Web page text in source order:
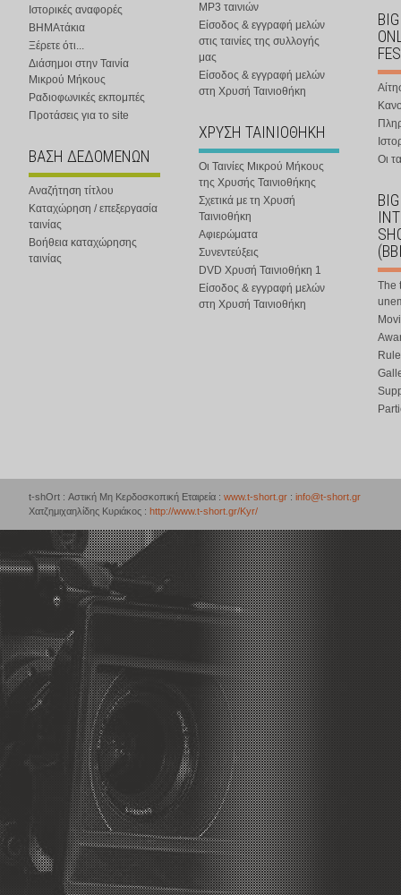
Ιστορικές αναφορές
ΒΗΜΑτάκια
Ξέρετε ότι...
Διάσημοι στην Ταινία
Μικρού Μήκους
Ραδιοφωνικές εκπομπές
Προτάσεις για το site
ΒΑΣΗ ΔΕΔΟΜΕΝΩΝ
Αναζήτηση τίτλου
Καταχώρηση / επεξεργασία
ταινίας
Βοήθεια καταχώρησης
ταινίας
MP3 ταινιών
Είσοδος & εγγραφή μελών
στις ταινίες της συλλογής
μας
Είσοδος & εγγραφή μελών
στη Χρυσή Ταινιοθήκη
ΧΡΥΣΗ ΤΑΙΝΙΟΘΗΚΗ
Οι Ταινίες Μικρού Μήκους
της Χρυσής Ταινιοθήκης
Σχετικά με τη Χρυσή
Ταινιοθήκη
Αφιερώματα
Συνεντεύξεις
DVD Χρυσή Ταινιοθήκη 1
Είσοδος & εγγραφή μελών
στη Χρυσή Ταινιοθήκη
Οι
The
t-shOrt : Αστική Μη Κερδοσκοπική Εταιρεία : www.t-short.gr : info@t-short.gr
Χατζημιχαηλίδης Κυριάκος : http://www.t-short.gr/Kyr/